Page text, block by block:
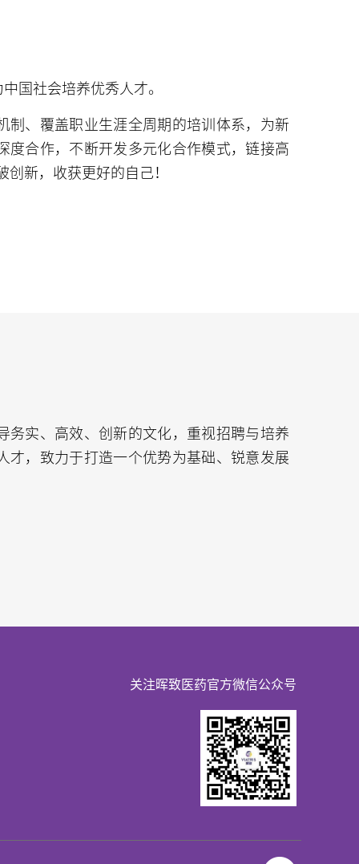
国社会培养优秀人才。
制、覆盖职业生涯全周期的培训体系，为新
度合作，不断开发多元化合作模式，链接高
新，收获更好的自己！
务实、高效、创新的文化，重视招聘与培养
，致力于打造一个优势为基础、锐意发展
关注晖致医药官方微信公众号